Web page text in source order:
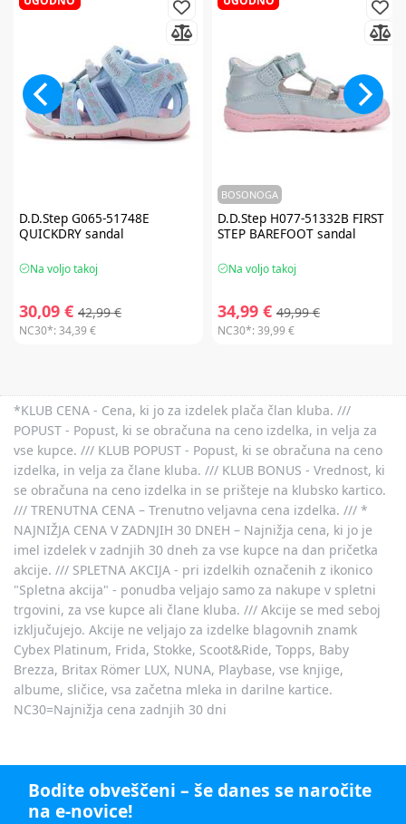
D.D.StepG065-51748E
QUICKDRY sandal
Na voljo takoj
30,09 € 42,99 €
NC30*:34,39 €
BOSONOGA
D.D.Step H077-51332B FIRST
STEP BAREFOOT sandal
Na voljo takoj
34,99 € 49,99 €
NC30*:39,99 €
*KLUB CENA - Cena, ki jo za izdelek plača član kluba. ///
POPUST - Popust, ki se obračuna na ceno izdelka, in velja za
vse kupce. /// KLUB POPUST - Popust, ki se obračuna na ceno
izdelka, in velja za člane kluba. /// KLUB BONUS - Vrednost, ki
se obračuna na ceno izdelka in se prišteje na klubsko kartico.
/// TRENUTNA CENA – Trenutno veljavna cena izdelka. /// *
NAJNIŽJA CENA V ZADNJIH 30 DNEH – Najnižja cena, ki jo je
imel izdelek v zadnjih 30 dneh za vse kupce na dan pričetka
akcije. /// SPLETNA AKCIJA - pri izdelkih označenih z ikonico
"Spletna akcija" - ponudba veljajo samo za nakupe v spletni
trgovini, za vse kupce ali člane kluba. /// Akcije se med seboj
izključujejo. Akcije ne veljajo za izdelke blagovnih znamk
Cybex Platinum, Frida, Stokke, Scoot&Ride, Topps, Baby
Brezza, Britax Römer LUX, NUNA, Playbase, vse knjige,
albume, sličice, vsa začetna mleka in darilne kartice.
NC30=Najnižja cena zadnjih 30 dni
Bodite obveščeni – še danes se naročite
na e-novice!